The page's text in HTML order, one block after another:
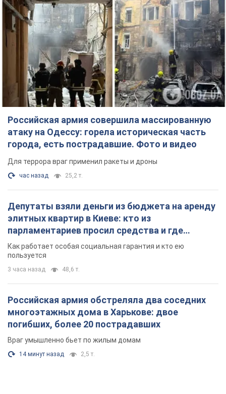
Российская армия совершила массированную
атаку на Одессу: горела историческая часть
города, есть пострадавшие. Фото и видео
Для террора враг применил ракеты и дроны
час назад 25,2 т.
Депутаты взяли деньги из бюджета на аренду
элитных квартир в Киеве: кто из
парламентариев просил средства и где
поселился
Как работает особая социальная гарантия и кто ею
пользуется
3 часа назад 48,6 т.
Российская армия обстреляла два соседних
многоэтажных дома в Харькове: двое
погибших, более 20 пострадавших
Враг умышленно бьет по жилым домам
14 минут назад 2,5 т.